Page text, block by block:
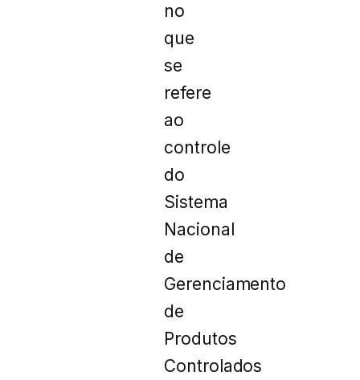
no
que
se
refere
ao
controle
do
Sistema
Nacional
de
Gerenciamento
de
Produtos
Controlados